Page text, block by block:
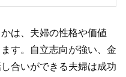
は、夫婦の性格や価値
す。自立志向が強い、金
合いができる夫婦は成功